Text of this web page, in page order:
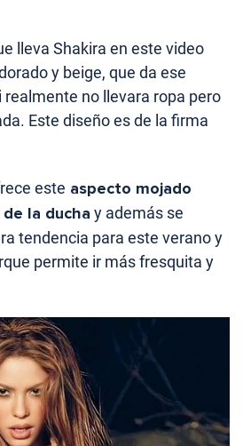
lleva Shakira en este video
y beige, que da ese
no llevara ropa pero
Este diseño es de la firma
este aspecto mojado
la ducha y además se
tendencia para este verano y
permite ir más fresquita y